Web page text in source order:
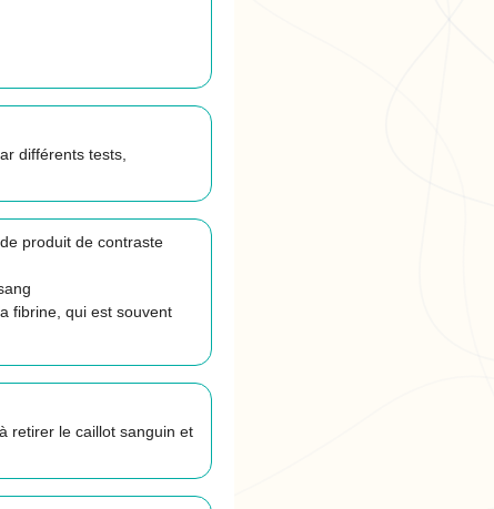
différents tests,
produit de contraste
fibrine, qui est souvent
retirer le caillot sanguin et